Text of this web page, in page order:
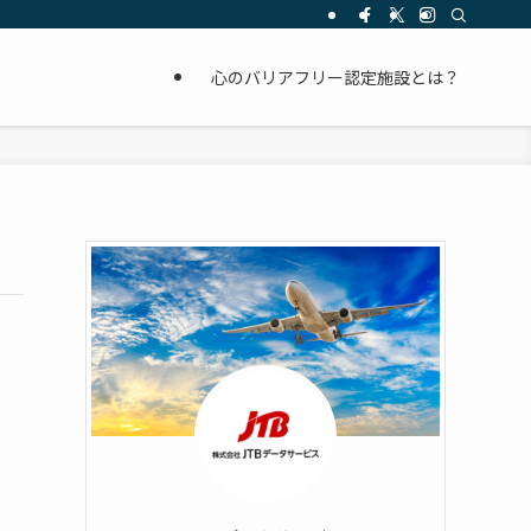
心のバリアフリー認定施設とは？